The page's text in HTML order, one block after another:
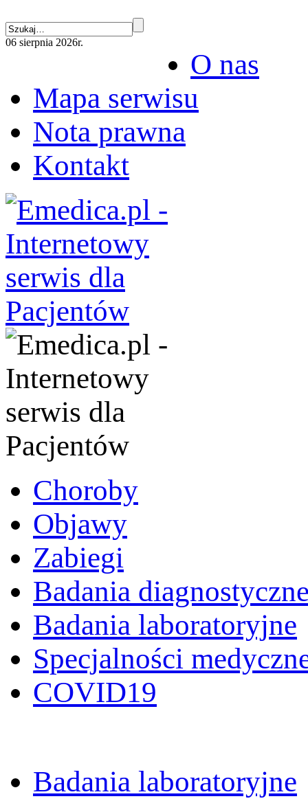
06 sierpnia 2026r.
O nas
Mapa serwisu
Nota prawna
Kontakt
Choroby
Objawy
Zabiegi
Badania
Badania laboratoryjne
Specjalności
COVID19
Badania laboratoryjne